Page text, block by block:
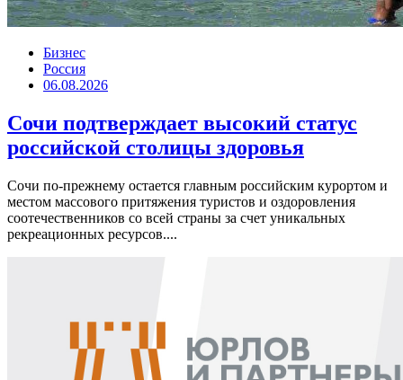
Бизнес
Россия
06.08.2026
Сочи подтверждает высокий статус
российской столицы здоровья
Сочи по-прежнему остается главным российским курортом и
местом массового притяжения туристов и оздоровления
соотечественников со всей страны за счет уникальных
рекреационных ресурсов....